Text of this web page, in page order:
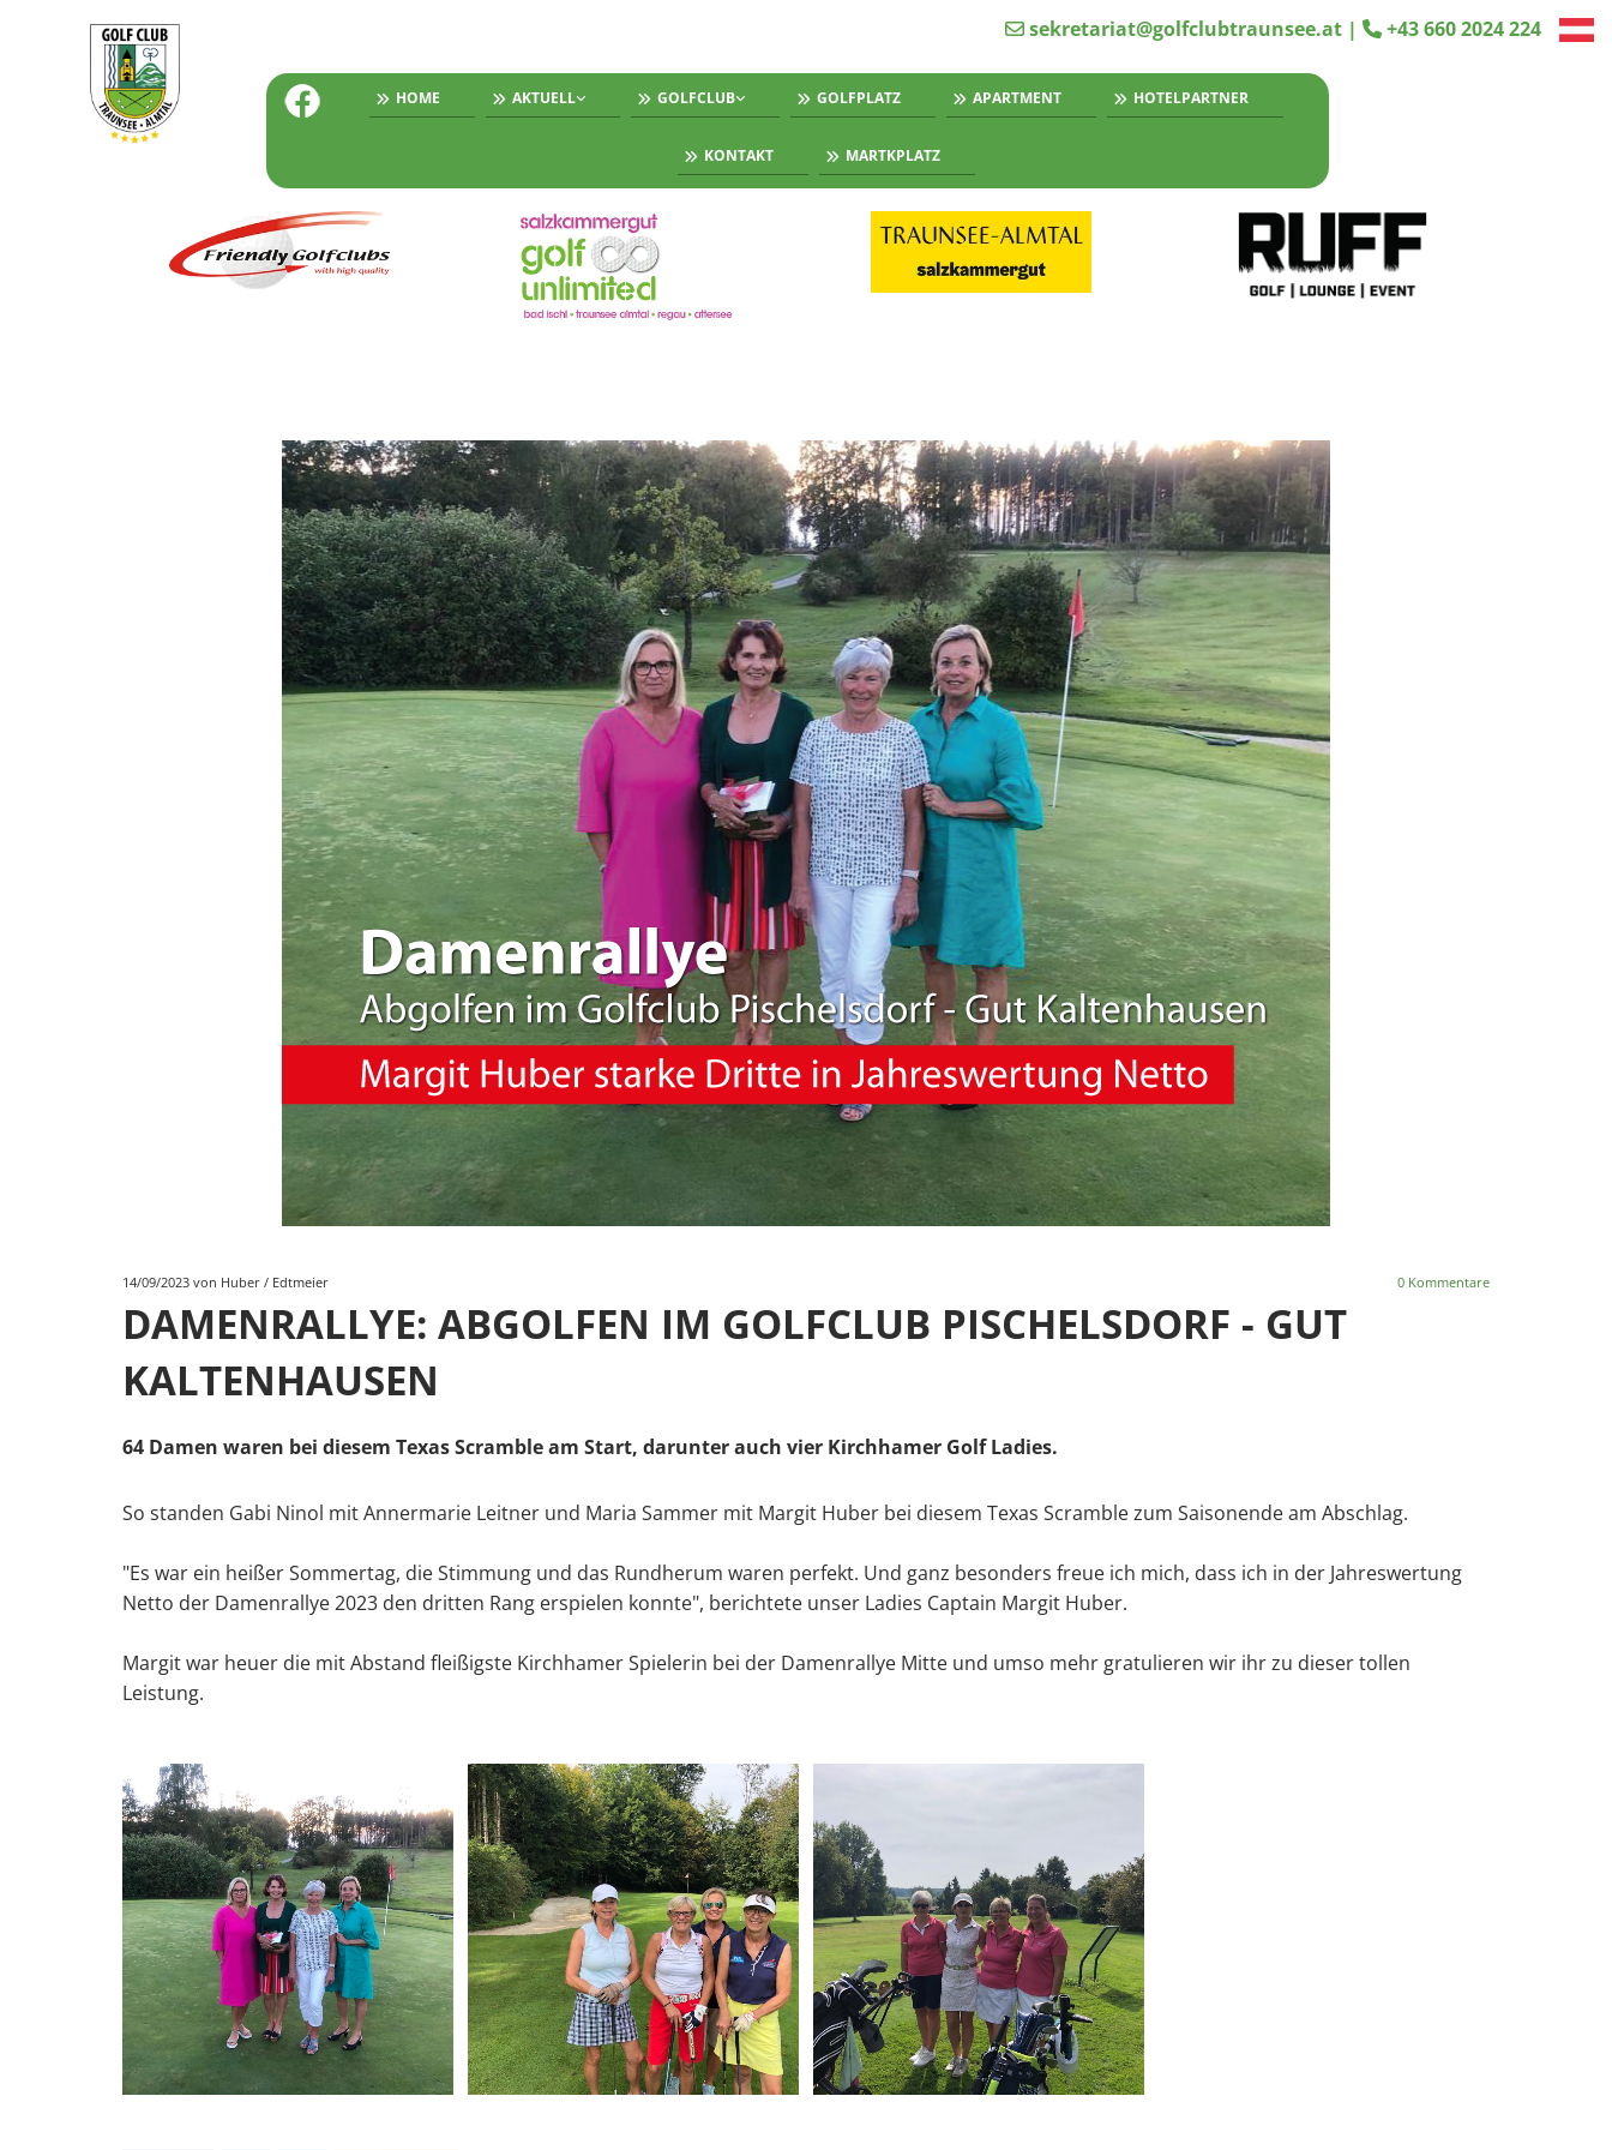
 sekretariat@golfclubtraunsee.at|  +43 660 2024 224
HOME AKTUELL GOLFCLUB GOLFPLATZ APARTMENT HOTELPARTNER
KONTAKT MARTKPLATZ
14/09/2023 von Huber / Edtmeier 0 Kommentare
DAMENRALLYE: ABGOLFEN IM GOLFCLUB PISCHELSDORF - GUT
KALTENHAUSEN
64 Damen waren bei diesem Texas Scramble am Start, darunter auch vier Kirchhamer Golf Ladies.
So standen Gabi Ninol mit Annermarie Leitner und Maria Sammer mit Margit Huber bei diesem Texas Scramble zum Saisonende am Abschlag.
"Es war ein heißer Sommertag, die Stimmung und das Rundherum waren perfekt. Und ganz besonders freue ich mich, dass ich in der Jahreswertung
Netto der Damenrallye 2023 den dritten Rang erspielen konnte", berichtete unser Ladies Captain Margit Huber.
Margit war heuer die mit Abstand fleißigste Kirchhamer Spielerin bei der Damenrallye Mitte und umso mehr gratulieren wir ihr zu dieser tollen
Leistung.